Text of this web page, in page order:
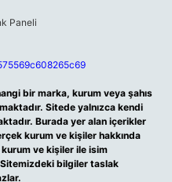
bir marka, kurum veya şahıs
Sitede yalnızca kendi
Burada yer alan içerikler
kurum ve kişiler hakkında
kurum ve kişiler ile isim
bilgiler taslak